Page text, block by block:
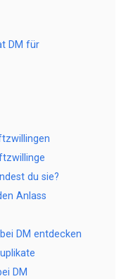
DM für
du sie?
Anlass
DM entdecken
DM